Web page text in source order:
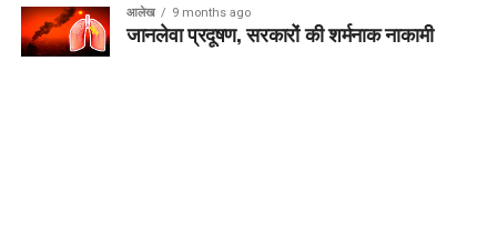
आलेख 9 months ago
जानलेवा प्रदूषण, सरकारों की शर्मनाक नाकामी